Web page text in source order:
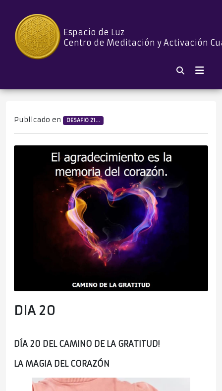
Espacio de Luz
Centro de Meditación y Activación
Publicado en DESAFIO 21...
DIA 20
DÍA 20 DEL CAMINO DE LA GRATITUD!
LA MAGIA DEL CORAZÓN